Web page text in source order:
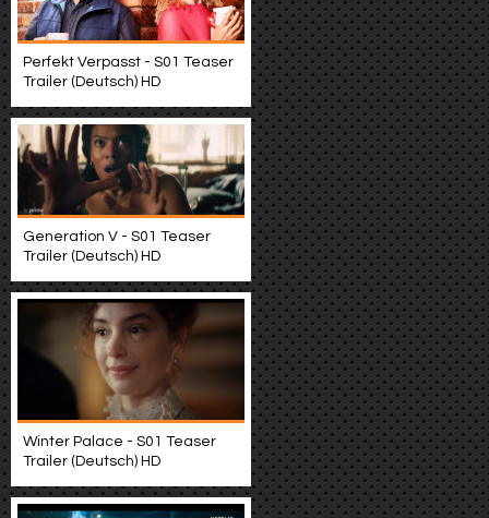
Perfekt Verpasst - S01 Teaser
Trailer (Deutsch) HD
Generation V - S01 Teaser
Trailer (Deutsch) HD
Winter Palace - S01 Teaser
Trailer (Deutsch) HD